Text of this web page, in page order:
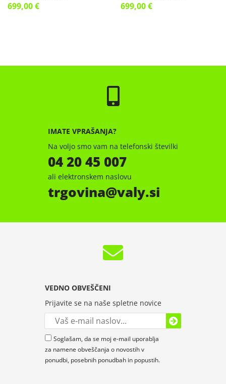
699,00 € 699,00 €
IMATE VPRAŠANJA?
Na voljo smo vam na telefonski številki
04 20 45 007
ali elektronskem naslovu
trgovina valy.si
VEDNO OBVEŠČENI
Prijavite se na naše spletne novice
Soglašam, da se moj e-mail uporablja
za namene obveščanja o novostih v
ponudbi, posebnih ponudbah in popustih.